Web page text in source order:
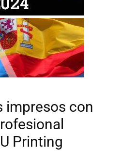
impresos con
Printing